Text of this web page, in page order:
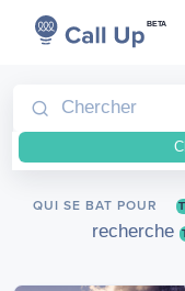
BETA
QUI SE BAT POUR
recherche